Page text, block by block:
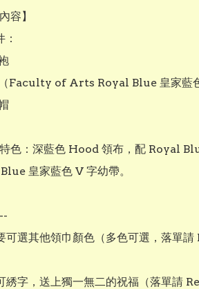
容】
色：深藍色 Hood 領布，配 Royal
皇家藍色 V 字幼帶。
可選其他領巾顏色（多色可選，落單請
綉字，送上獨一無二的祝福（落單請